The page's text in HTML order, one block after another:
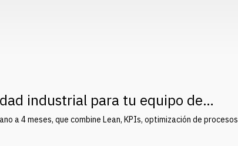
industrial para tu equipo de
a 4 meses, que combine Lean, KPIs, optimización de procesos